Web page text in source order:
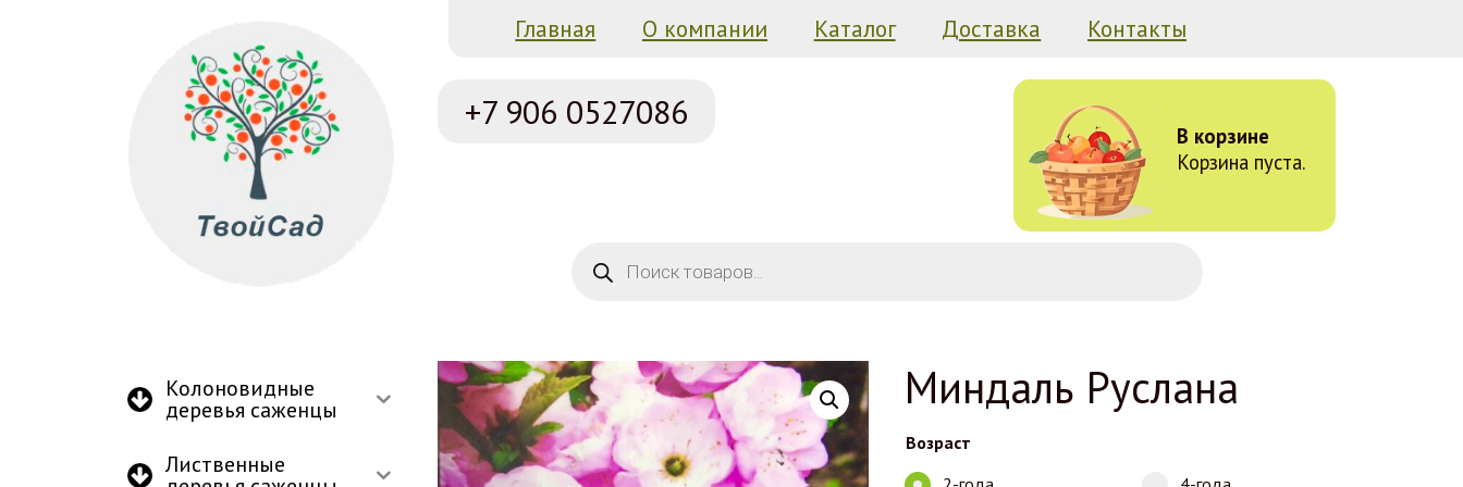
Главная О компании Каталог Доставка Контакты
+7 906 0527086
В корзине
Корзина пуста.
Колоновидные
деревья саженцы
Лиственные
Миндаль Руслана
Возраст